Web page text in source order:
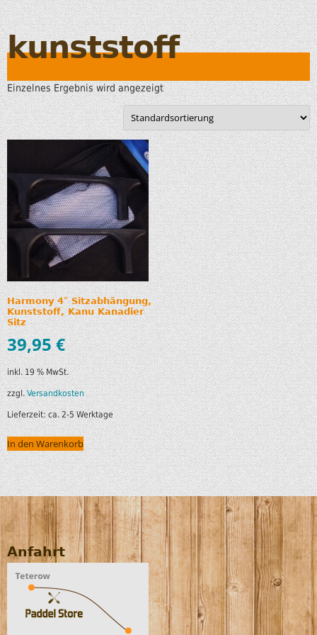
kunststoff
Einzelnes Ergebnis wird angezeigt
Harmony 4″ Sitzabhängung,
Kunststoff, Kanu Kanadier
Sitz
39,95€
inkl. 19 % MwSt.
zzgl.Versandkosten
Lieferzeit:ca. 2-5 Werktage
In den Warenkorb
Anfahrt